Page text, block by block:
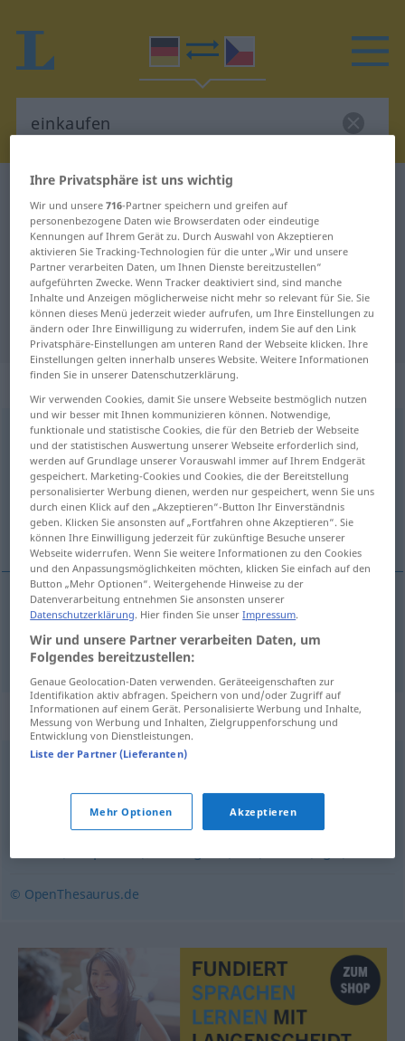
Deutsch-Tschechisch Wörterbuch
Deutsch-Tschechisch Übersetzung
für "einkaufen"
"einkaufen" Tschechisch
Übersetzung
„einkaufen“
einkaufen
Übersicht aller Übersetzungen
(Für mehr Details die Übersetzung anklicken/antippen)
nakupovat
nakupovat<-koupit> einkaufen
Synonyme für "einkaufen"
erkaufen, anschaffen (sich) zulegen ,
© OpenThesaurus.de
Ihre Privatsphäre ist uns wichtig
Wir und unsere716-Partner speichern und greifen auf
personenbezogene Daten wie Browserdaten oder eindeutige
Kennungen auf Ihrem Gerät zu. Durch Auswahl von Akzeptieren
aktivieren Sie Tracking-Technologien für die unter „Wir und unsere
Partner verarbeiten Daten, um Ihnen Dienste bereitzustellen“
aufgeführten Zwecke. Wenn Tracker deaktiviert sind, sind manche
Inhalte und Anzeigen möglicherweise nicht mehr so relevant für Sie. Sie
können dieses Menü jederzeit wieder aufrufen, um Ihre Einstellungen zu
ändern oder Ihre Einwilligung zu widerrufen, indem Sie auf den Link
Privatsphäre-Einstellungen am unteren Rand der Webseite klicken. Ihre
Einstellungen gelten innerhalb unseres Website. Weitere Informationen
finden Sie in unserer Datenschutzerklärung.
Wir verwenden Cookies, damit Sie unsere Webseite bestmöglich nutzen
und wir besser mit Ihnen kommunizieren können. Notwendige,
funktionale und statistische Cookies, die für den Betrieb der Webseite
und der statistischen Auswertung unserer Webseite erforderlich sind,
werden auf Grundlage unserer Vorauswahl immer auf Ihrem Endgerät
gespeichert. Marketing-Cookies und Cookies, die der Bereitstellung
personalisierter Werbung dienen, werden nur gespeichert, wenn Sie uns
durch einen Klick auf den „Akzeptieren“-Button Ihr Einverständnis
geben. Klicken Sie ansonsten auf „Fortfahren ohne Akzeptieren“. Sie
können Ihre Einwilligung jederzeit für zukünftige Besuche unserer
Webseite widerrufen. Wenn Sie weitere Informationen zu den Cookies
und den Anpassungsmöglichkeiten möchten, klicken Sie einfach auf den
Button „Mehr Optionen“. Weitergehende Hinweise zu der
Datenverarbeitung entnehmen Sie ansonsten unserer
Datenschutzerklärung. Hier finden Sie unserImpressum.
Wir und unsere Partner verarbeiten Daten, um
Folgendes bereitzustellen:
Genaue Geolocation-Daten verwenden. Geräteeigenschaften zur
Identifikation aktiv abfragen. Speichern von und/oder Zugriff auf
Informationen auf einem Gerät. Personalisierte Werbung und Inhalte,
Messung von Werbung und Inhalten, Zielgruppenforschung und
Entwicklung von Dienstleistungen.
Liste der Partner (Lieferanten)
Mehr Optionen Akzeptieren